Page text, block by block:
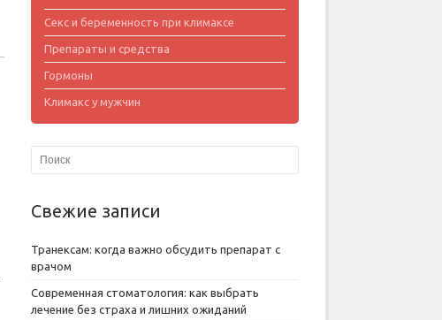
Секс и беременность при климаксе
Препараты и средства
Гормоны
Климакс у мужчин
Свежие записи
Транексам: когда важно обсудить препарат с
врачом
Современная стоматология: как выбрать
лечение без страха и лишних ожиданий